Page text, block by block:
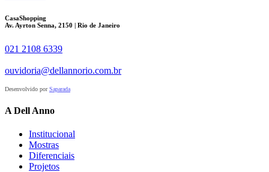
CasaShopping
Av. Ayrton Senna, 2150 | Rio de Janeiro
021 2108 6339
ouvidoria@dellannorio.com.br
Desenvolvido porSaparada
A Dell Anno
Institucional
Mostras
Diferenciais
Projetos